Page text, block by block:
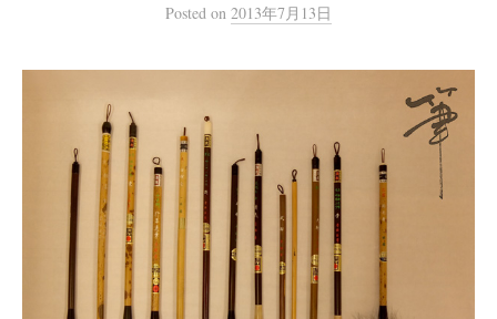
Posted on 2013年7月13日